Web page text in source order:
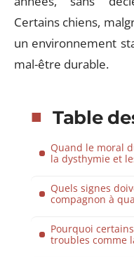
Certains chiens,
un environnement
mal-être durable.
Table
Quand le moral
la dysthymie et
Quels signes
compagnon à
Pourquoi
troubles comme